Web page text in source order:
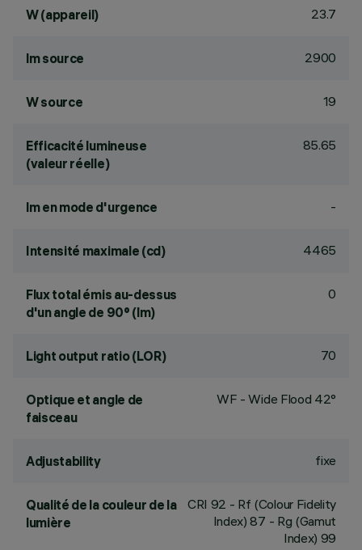
W (appareil) 23.7
lm source 2900
W source 19
Efficacité lumineuse
(valeur réelle)
85.65
lm en mode d'urgence -
Intensité maximale (cd) 4465
Flux total émis au-dessus
d'un angle de 90° (lm)
0
Light output ratio (LOR) 70
Optique et angle de
faisceau
WF - Wide Flood 42°
Adjustability fixe
Qualité de la couleur de la
lumière
CRI 92 - Rf (Colour Fidelity
Index) 87 - Rg (Gamut
Index) 99